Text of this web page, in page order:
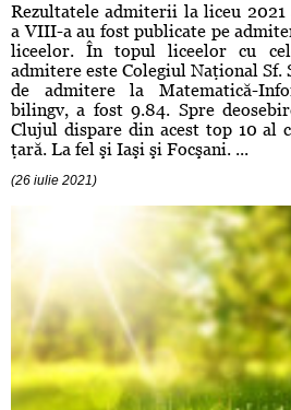
Rezultatele admiterii la liceu 2021
a VIII-a au fost publicate pe
liceelor. În topul liceelor cu
admitere este Colegiul Naţional Sf.
de admitere la Matematică-
bilingv, a fost 9.84. Spre
Clujul dispare din acest top 10 al
ţară. La fel şi Iaşi şi Focşani. ...
(26 iulie 2021)